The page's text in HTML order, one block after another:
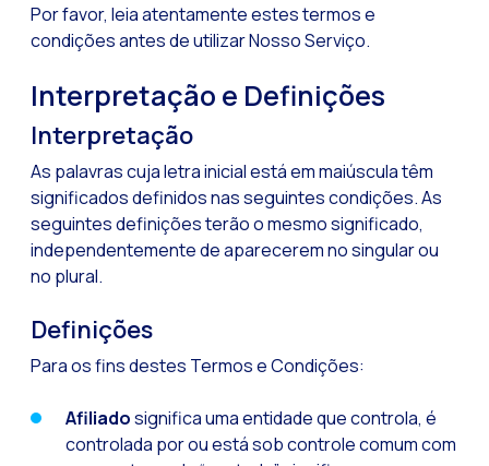
Social CX: A chave
História e impacto
Recarting: A
Segurança no
Implemente o
Evolução do
Por favor, leia atentamente estes termos e
condições antes de utilizar Nosso Serviço.
Interpretação e Definições
Interpretação
As palavras cuja letra inicial está em maiúscula têm
significados definidos nas seguintes condições. As
seguintes definições terão o mesmo significado,
independentemente de aparecerem no singular ou
no plural.
Definições
Para os fins destes Termos e Condições:
Afiliadosignifica uma entidade que controla, é
controlada por ou está sob controle comum com